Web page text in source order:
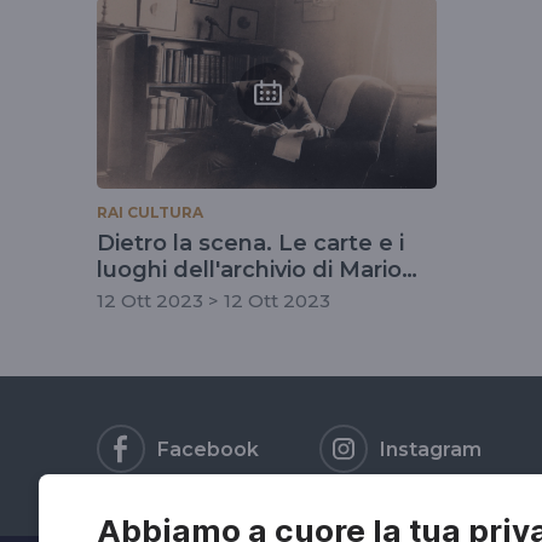
Abbiamo a cuore la tua
tag
#archiviopraz
RAI CULTURA
Dietro la scena. Le carte e i
luoghi dell'archivio di Mario
Praz
12 Ott 2023 > 12 Ott 2023
Facebook Instagram